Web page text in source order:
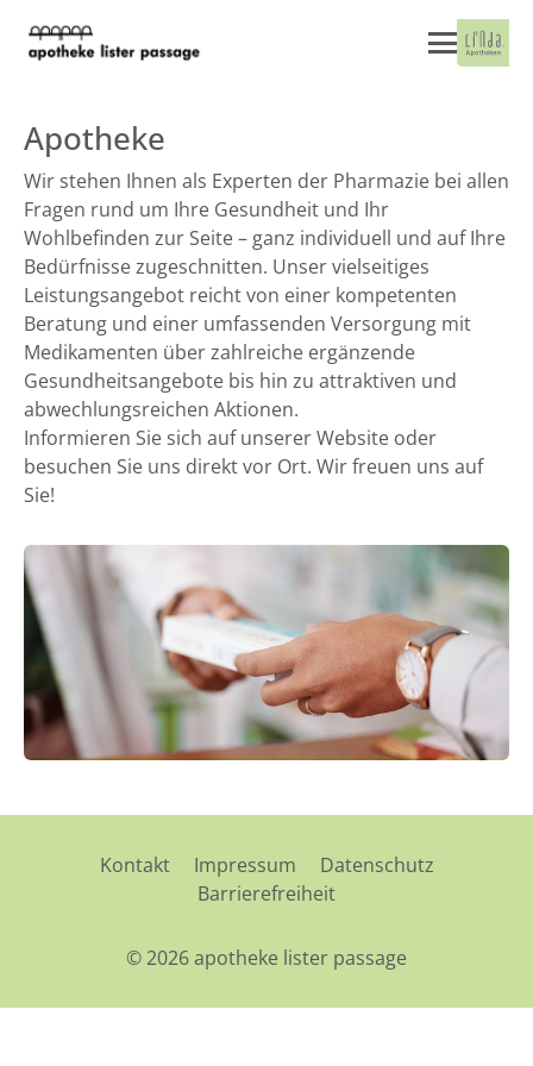
Apotheke
Wir stehen Ihnen als Experten der Pharmazie bei allen
Fragen rund um Ihre Gesundheit und Ihr
Wohlbefinden zur Seite – ganz individuell und auf Ihre
Bedürfnisse zugeschnitten. Unser vielseitiges
Leistungsangebot reicht von einer kompetenten
Beratung und einer umfassenden Versorgung mit
Medikamenten über zahlreiche ergänzende
Gesundheitsangebote bis hin zu attraktiven und
abwechlungsreichen Aktionen.
Informieren Sie sich auf unserer Website oder
besuchen Sie uns direkt vor Ort. Wir freuen uns auf
Sie!
Kontakt Impressum
Datenschutz
Barrierefreiheit
© 2026 apotheke lister passage